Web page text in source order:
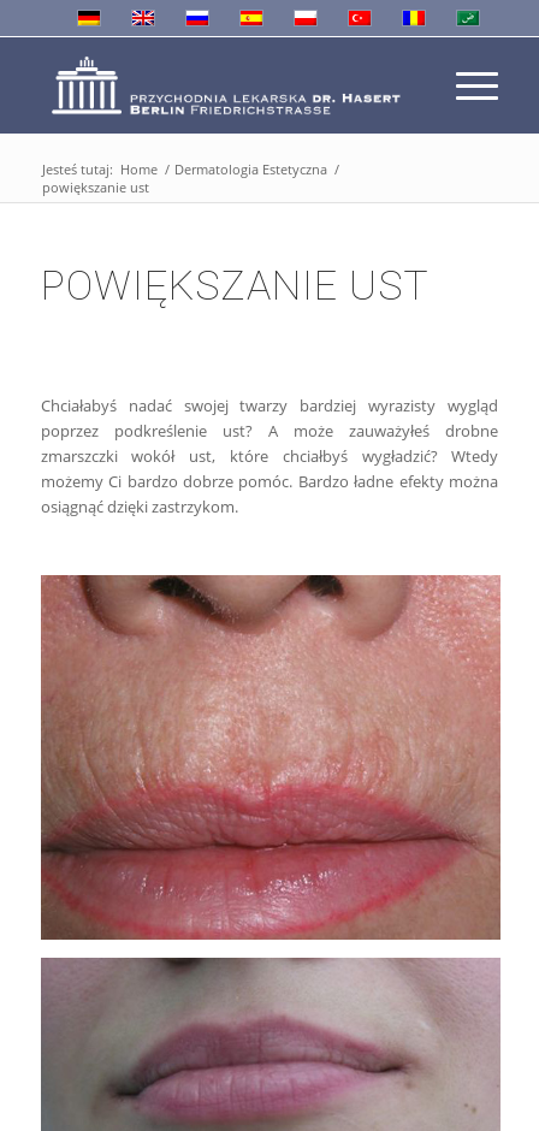
Jesteś tutaj: Home / Dermatologia Estetyczna /
powiększanie ust
POWIĘKSZANIE UST
Chciałabyś nadać swojej twarzy bardziej wyrazisty wygląd
poprzez podkreślenie ust? A może zauważyłeś drobne
zmarszczki wokół ust, które chciałbyś wygładzić? Wtedy
możemy Ci bardzo dobrze pomóc. Bardzo ładne efekty można
osiągnąć dzięki zastrzykom.